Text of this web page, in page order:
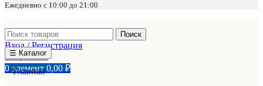
Ежедневно с 10:00 до 21:00
Поиск
Вход / Регистрация
Избранное
0 элемент 0,00 ₽
☰ Каталог
Главная